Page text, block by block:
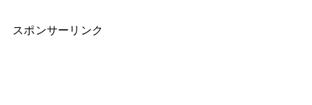
スポンサーリンク